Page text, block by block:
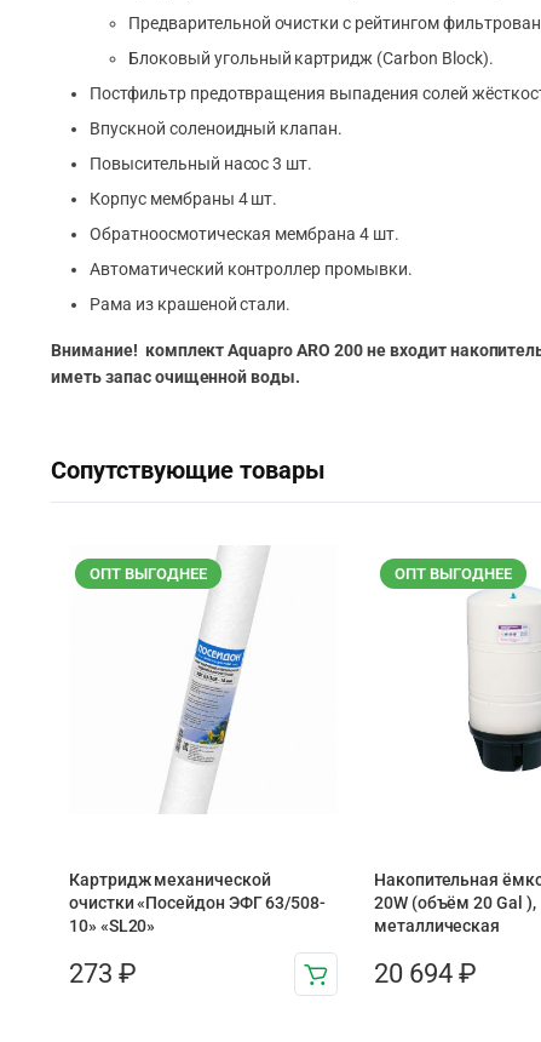
Предварительной очистки с рейтингом
Блоковый угольный картридж (Carbon Block).
Постфильтр предотвращения выпадения солей
Впускной соленоидный клапан.
Повысительный насос 3 шт.
Корпус мембраны 4 шт.
Обратноосмотическая мембрана 4 шт.
Автоматический контроллер промывки.
Рама из крашеной стали.
Внимание! комплект Aquapro ARO 200 не входит
иметь запас очищенной воды.
Сопутствующие товары
ОПТ ВЫГОДНЕЕ
Картридж механической
очистки «Посейдон ЭФГ 63/508-
10» «SL20»
273 ₽
ОПТ ВЫГОДНЕЕ
Накопительная
20W (объём 20 Gal ),
металлическая
20 694 ₽